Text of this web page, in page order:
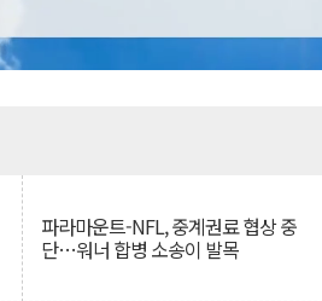
파라마운트-NFL, 중계권료 협상 중
단…워너 합병 소송이 발목